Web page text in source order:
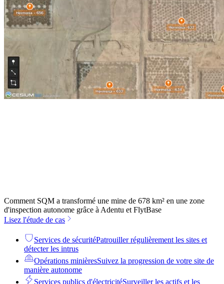
Comment SQM a transformé une mine de 678 km² en une zone
d'inspection autonome grâce à Adentu et FlytBase
Lisez l'étude de cas
Services de sécuritéPatrouiller régulièrement les sites et
détecter les intrus
Opérations minièresSuivez la progression de votre site de
manière autonome
Services publics d'électricitéSurveiller les actifs et les